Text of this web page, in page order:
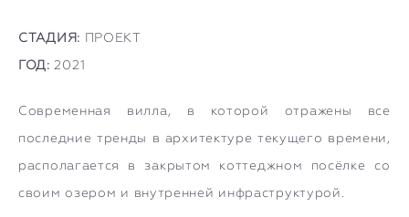
СТАДИЯ: ПРОЕКТ
ГОД: 2021
Современная вилла, в которой отражены все
последние тренды в архитектуре текущего времени,
располагается в закрытом коттеджном посёлке со
своим озером и внутренней инфраструктурой.